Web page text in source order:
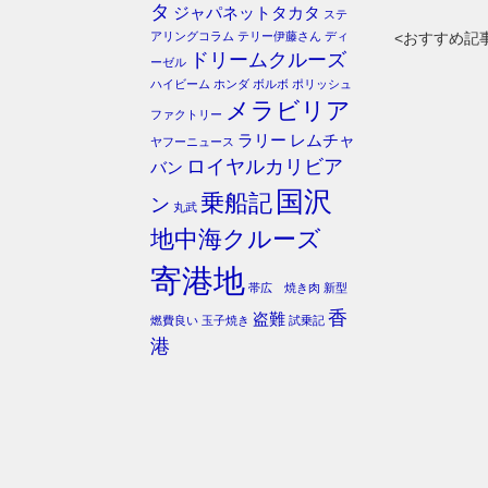
<おすすめ記
タ ジャパネットタカタ ステ
アリングコラム テリー伊藤さん ディ
ーゼル
ドリームクルーズ
ハイビーム ホンダ ボルボ ポリッシュ
ファクトリー メラビリア
ヤフーニュース ラリー レムチャ
バン ロイヤルカリビア
ン 丸武 乗船記 国沢
地中海クルーズ
寄港地 帯広 焼き肉 新型
燃費良い 玉子焼き 盗難 試乗記 香
港